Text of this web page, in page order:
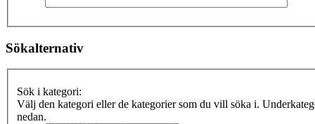
Sökalternativ
Sök i kategori:
Välj den kategori eller de kategorier som du vill söka i.
nedan.